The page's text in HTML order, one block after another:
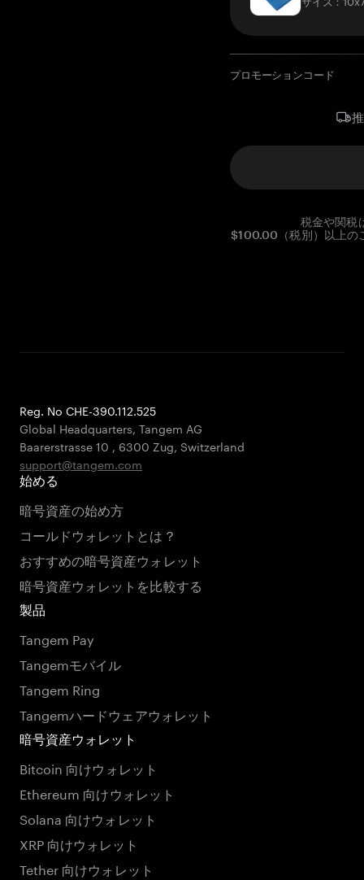
プロモーションコード
税金や関税
$100.00（税別）以上の
Reg. No CHE-390.112.525
Global Headquarters, Tangem AG
Baarerstrasse 10 , 6300 Zug, Switzerland
support@tangem.com
始める
暗号資産の始め方
コールドウォレットとは？
おすすめの暗号資産ウォレット
暗号資産ウォレットを比較する
製品
Tangem Pay
Tangemモバイル
Tangem Ring
Tangemハードウェアウォレット
暗号資産ウォレット
Bitcoin 向けウォレット
Ethereum 向けウォレット
Solana 向けウォレット
XRP 向けウォレット
Tether 向けウォレット